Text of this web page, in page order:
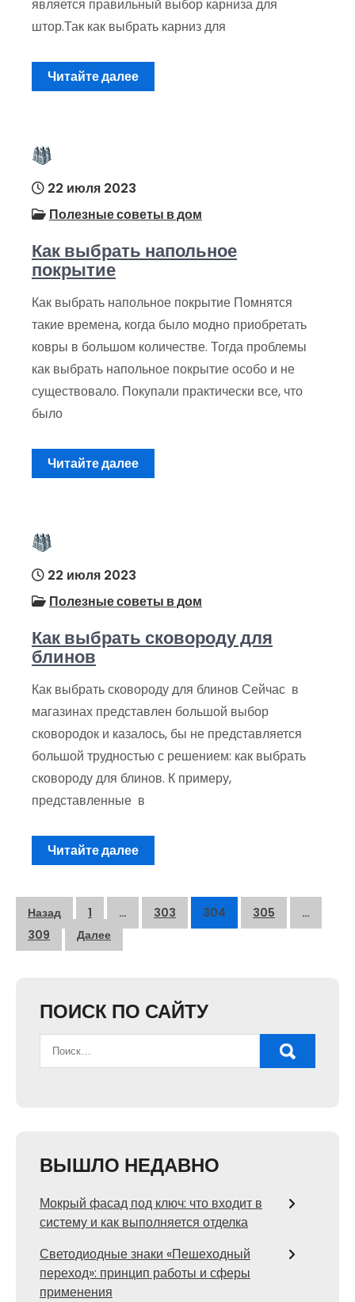
является правильный выбор карниза для
штор.Так как выбрать карниз для
Читайте далее
22 июля 2023
Полезные советы в дом
Как выбрать напольное
покрытие
Как выбрать напольное покрытие Помнятся
такие времена, когда было модно приобретать
ковры в большом количестве. Тогда проблемы
как выбрать напольное покрытие особо и не
существовало. Покупали практически все, что
было
Читайте далее
22 июля 2023
Полезные советы в дом
Как выбрать сковороду для
блинов
Как выбрать сковороду для блинов Сейчас в
магазинах представлен большой выбор
сковородок и казалось, бы не представляется
большой трудностью с решением: как выбрать
сковороду для блинов. К примеру,
представленные в
Читайте далее
Пагинация
записей
Назад 1 … 303 304 305
…
309
Далее
ПОИСК ПО САЙТУ
ВЫШЛО НЕДАВНО
Мокрый фасад под ключ: что входит в
систему и как выполняется отделка
Светодиодные знаки «Пешеходный
переход»: принцип работы и сферы
применения